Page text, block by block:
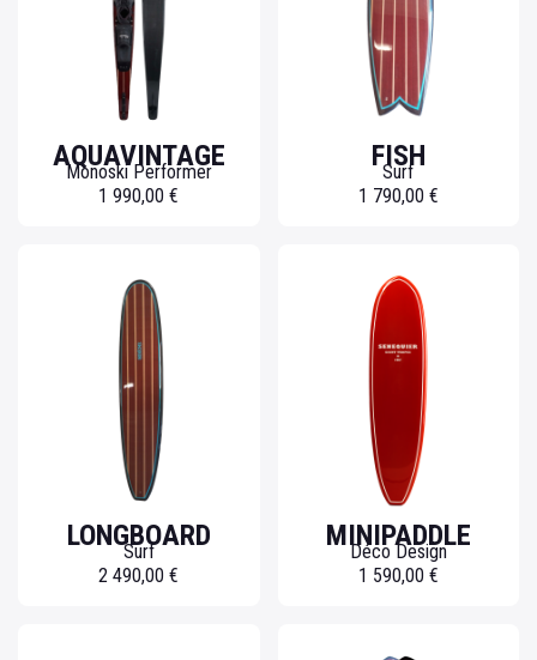
AQUAVINTAGE
Monoski Performer
1 990,00 €
FISH
Surf
1 790,00 €
LONGBOARD
Surf
2 490,00 €
MINIPADDLE
Déco Design
1 590,00 €